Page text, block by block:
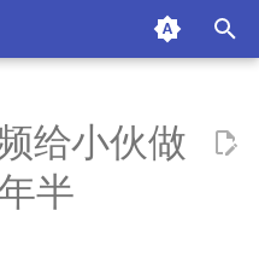
给小伙做
半